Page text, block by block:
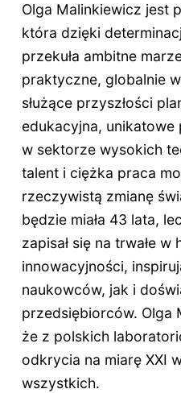
Olga Malinkiewicz jest
która dzięki
przekuła ambitne
praktyczne, globalnie
służące przyszłości
edukacyjna,
w sektorze wysokich
talent i ciężka praca
rzeczywistą zmianę
będzie miała 43 lata,
zapisał się na trwałe
innowacyjności,
naukowców, jak i
przedsiębiorców. Olga
że z polskich
odkrycia na miarę XXI
wszystkich.